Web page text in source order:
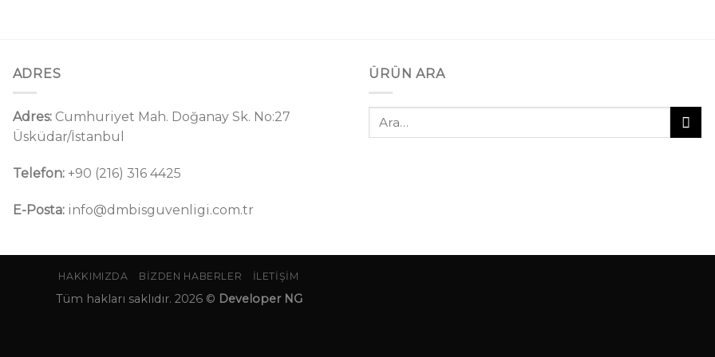
ADRES
Adres:Cumhuriyet Mah. Doğanay Sk. No:27
Üsküdar/İstanbul
Telefon:+90 (216) 316 4425
E-Posta:info@dmbisguvenligi.com.tr
ÜRÜN ARA
Ara:
HAKKIMIZDA BIZDEN HABERLER İLETIŞIM
Tüm hakları saklıdır. 2026 © Developer NG